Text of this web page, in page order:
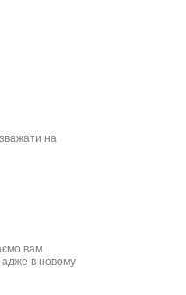
на
вам
адже в новому